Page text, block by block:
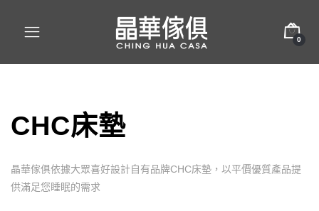
0
CHC床墊
晶華傢俱依據大眾喜好設計自有品牌CHC床墊，以平價優質產品提
供滿足您睡眠的需求